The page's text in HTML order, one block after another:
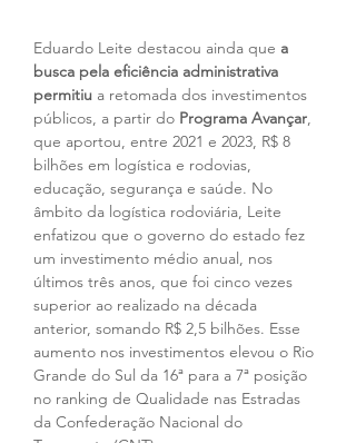
Eduardo Leite destacou ainda que a
busca pela eficiência administrativa
permitiu a retomada dos investimentos
públicos, a partir do Programa Avançar,
que aportou, entre 2021 e 2023, R$ 8
bilhões em logística e rodovias,
educação, segurança e saúde. No
âmbito da logística rodoviária, Leite
enfatizou que o governo do estado fez
um investimento médio anual, nos
últimos três anos, que foi cinco vezes
superior ao realizado na década
anterior, somando R$ 2,5 bilhões. Esse
aumento nos investimentos elevou o Rio
Grande do Sul da 16ª para a 7ª posição
no ranking de Qualidade nas Estradas
da Confederação Nacional do